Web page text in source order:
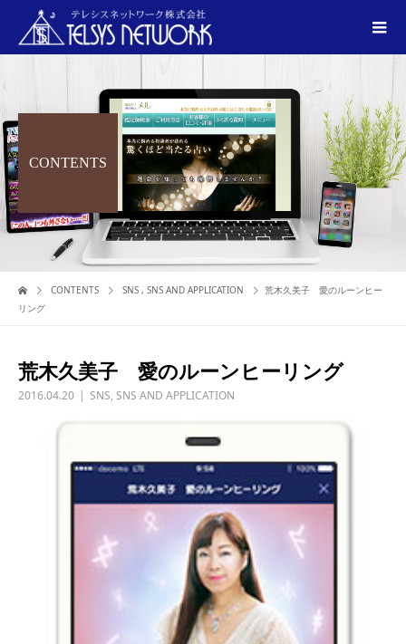
CONTENTS
CONTENTS SNS , SNS AND APPLICATION
荒木久美子 愛のルーンヒー
リング
荒木久美子 愛のルーンヒーリング
2016.04.20 SNS, SNS AND APPLICATION